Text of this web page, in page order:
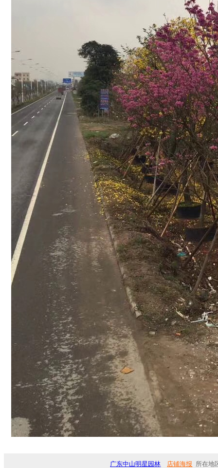
广东中山明星园林 店铺海报 所在地